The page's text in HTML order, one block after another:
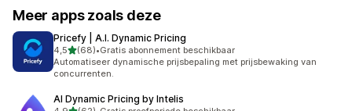
Meer apps zoals deze
Pricefy | A.I. Dynamic Pricing
4,5van 5 sterren
(68)
68 recensies in totaal
•Gratis abonnement beschikbaar
Automatiseer dynamische prijsbepaling met prijsbewaking van
concurrenten.
AI Dynamic Pricing by Intelis